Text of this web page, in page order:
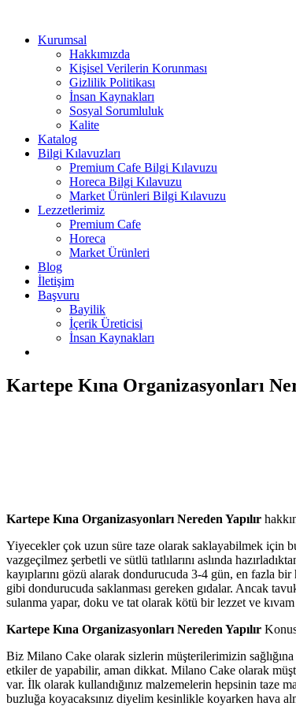
Kurumsal
Hakkımızda
Kişisel Verilerin Korunması
Gizlilik Politikası
İnsan Kaynakları
Sosyal Sorumluluk
Kalite
Katalog
Bilgi Kılavuzları
Premium Cafe Bilgi Kılavuzu
Horeca Bilgi Kılavuzu
Market Ürünleri Bilgi Kılavuzu
Lezzetlerimiz
Premium Cafe
Horeca
Market Ürünleri
Blog
İletişim
Başvuru
Bayilik
İçerik Üreticisi
İnsan Kaynakları
Kartepe Kına Organizasyonları
Kartepe Kına Organizasyonları Nereden Yapılır
Yiyecekler çok uzun süre taze olarak saklayabilmek için
vazgeçilmez şerbetli ve sütlü tatlılarını aslında
kayıplarını gözü alarak dondurucuda 3-4 gün, en fazla
gibi dondurucuda saklanması gereken gıdalar. Ancak
sulanma yapar, doku ve tat olarak kötü bir lezzet ve
Kartepe Kına Organizasyonları Nereden Yapılır
Biz Milano Cake olarak sizlerin müşterilerimizin
etkiler de yapabilir, aman dikkat. Milano Cake olarak
var. İlk olarak kullandığınız malzemelerin hepsinin taze
buzluğa koyacaksınız diyelim kesinlikle koyarken hava